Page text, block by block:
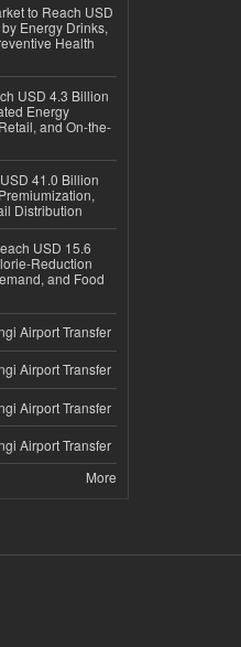
to Reach USD
Energy Drinks,
Health
USD 4.3 Billion
Energy
and On-the-
41.0 Billion
Distribution
USD 15.6
Reduction
and Food
Airport Transfer
Airport Transfer
Airport Transfer
Airport Transfer
More